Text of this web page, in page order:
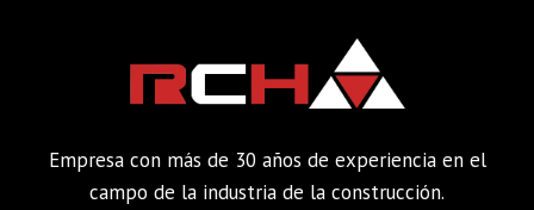
Empresa con más de 30 años de experiencia en el
campo de la industria de la construcción.